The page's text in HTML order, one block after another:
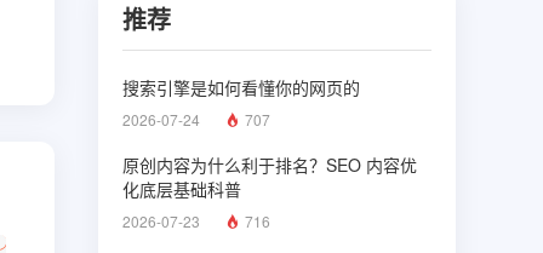
推荐
搜索引擎是如何看懂你的网页的
2026-07-24 707
原创内容为什么利于排名？SEO 内容优
化底层基础科普
2026-07-23 716